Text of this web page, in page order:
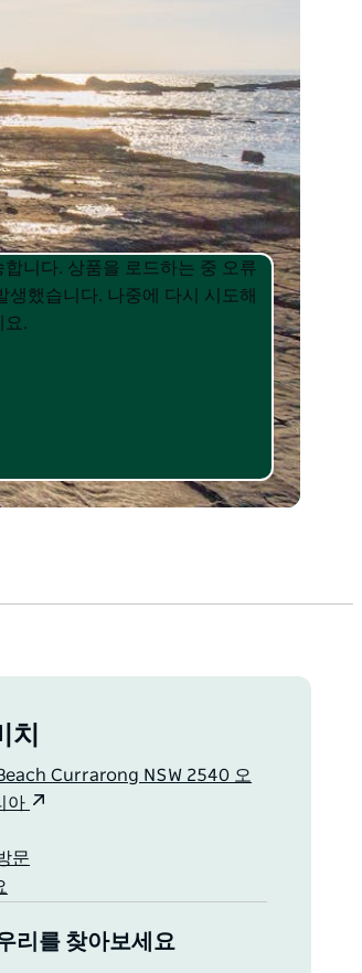
합니다. 상품을 로드하는 중 오류
생했습니다. 나중에 다시 시도해
요.
치
Currarong NSW 2540 오
아
문
리를 찾아보세요